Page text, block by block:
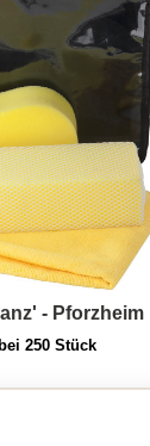
- Pforzheim
250 Stück